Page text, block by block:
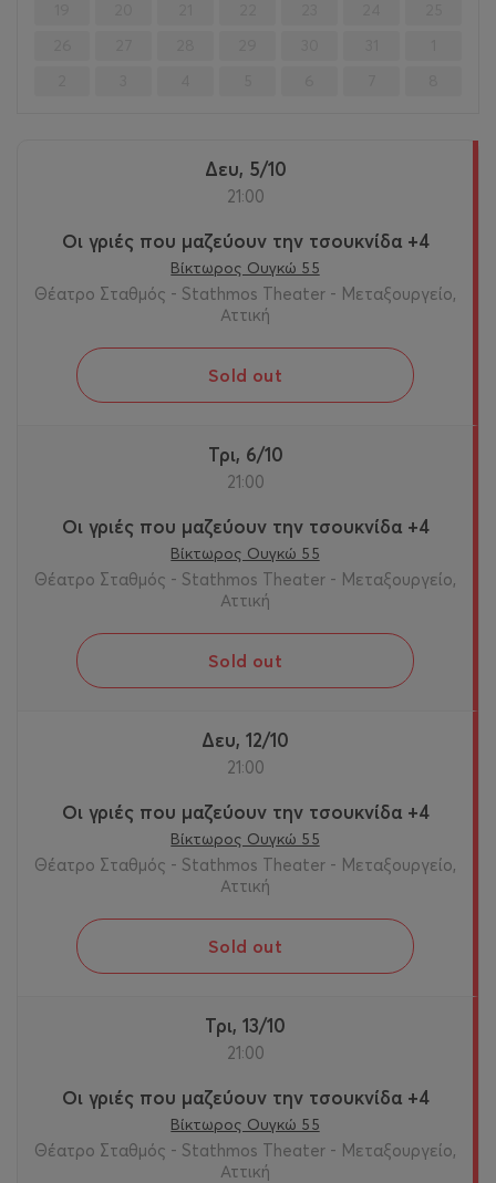
Δευ, 5/10
21:00
Οι γριές που μαζεύουν την τσουκνίδα +4
Βίκτωρος Ουγκώ 55
Θέατρο Σταθμός - Stathmos Theater - Μεταξουργείο,
Αττική
Sold out
Τρι, 6/10
21:00
Οι γριές που μαζεύουν την τσουκνίδα +4
Βίκτωρος Ουγκώ 55
Θέατρο Σταθμός - Stathmos Theater - Μεταξουργείο,
Αττική
Sold out
Δευ, 12/10
21:00
Οι γριές που μαζεύουν την τσουκνίδα +4
Βίκτωρος Ουγκώ 55
Θέατρο Σταθμός - Stathmos Theater - Μεταξουργείο,
Αττική
Sold out
Τρι, 13/10
21:00
Οι γριές που μαζεύουν την τσουκνίδα +4
Βίκτωρος Ουγκώ 55
Θέατρο Σταθμός - Stathmos Theater - Μεταξουργείο,
Αττική